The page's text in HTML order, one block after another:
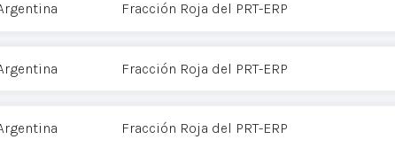
Fracción Roja del PRT-ERP
Fracción Roja del PRT-ERP
Fracción Roja del PRT-ERP